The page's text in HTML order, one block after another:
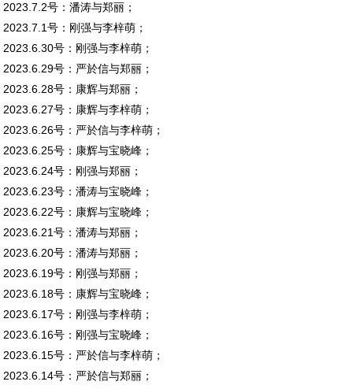
2023.7.2号：潘涛与郑丽；
2023.7.1号：刚强与李梓萌；
2023.6.30号：刚强与李梓萌；
2023.6.29号：严於信与郑丽；
2023.6.28号：康辉与郑丽；
2023.6.27号：康辉与李梓萌；
2023.6.26号：严於信与李梓萌；
2023.6.25号：康辉与宝晓峰；
2023.6.24号：刚强与郑丽；
2023.6.23号：潘涛与宝晓峰；
2023.6.22号：康辉与宝晓峰；
2023.6.21号：潘涛与郑丽；
2023.6.20号：潘涛与郑丽；
2023.6.19号：刚强与郑丽；
2023.6.18号：康辉与宝晓峰；
2023.6.17号：刚强与李梓萌；
2023.6.16号：刚强与宝晓峰；
2023.6.15号：严於信与李梓萌；
2023.6.14号：严於信与郑丽；